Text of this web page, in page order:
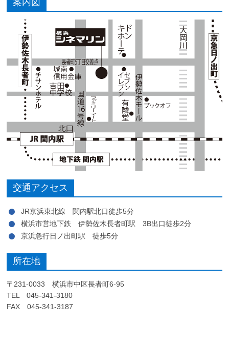
案内図
交通アクセス
JR京浜東北線 関内駅北口徒歩5分
横浜市営地下鉄 伊勢佐木長者町駅 3B出口徒歩2分
京浜急行日ノ出町駅 徒歩5分
所在地
〒231-0033 横浜市中区長者町6-95
TEL 045-341-3180
FAX 045-341-3187